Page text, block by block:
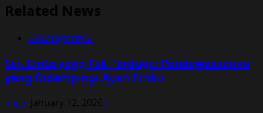
Related News
Uncategorized
Sex Cinta yang Tak Terduga: Pendewasaanku
yang Didampingi Ayah Tiriku
abjgs January 12, 2026 0